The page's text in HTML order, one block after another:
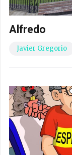
Alfredo
Javier Gregorio